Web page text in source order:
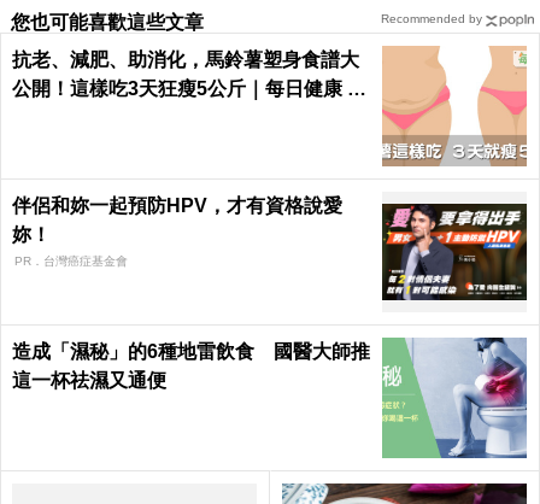
您也可能喜歡這些文章
抗老、減肥、助消化，馬鈴薯塑身食譜大
公開！這樣吃3天狂瘦5公斤｜每日健康 H
伴侶和妳一起預防HPV，才有資格說愛
妳！
PR．台灣癌症基金會
造成「濕秘」的6種地雷飲食 國醫大師推
這一杯祛濕又通便
Recommended by